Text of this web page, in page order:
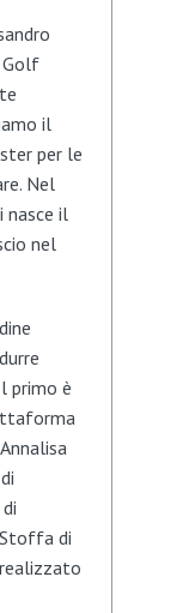
il
per le
Nel
nasce il
nel
primo è
di